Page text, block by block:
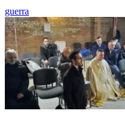
guerra